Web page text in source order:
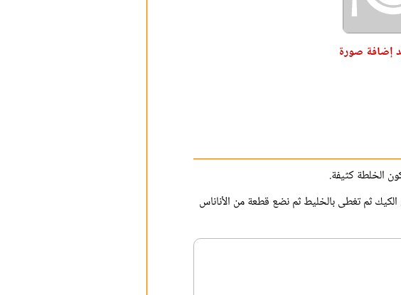
إضافة صورة
الخلطة كثيفة.
ثم تغطى بالخليط ثم نضع قطعة من الأناناس